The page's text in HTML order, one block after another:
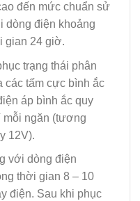
đến mức chuẩn sử
dòng điện khoảng
gian 24 giờ.
trạng thái phân
các tấm cực bình ắc
áp bình ắc quy
mỗi ngăn (tương
12V).
với dòng điện
thời gian 8 – 10
điện. Sau khi phục